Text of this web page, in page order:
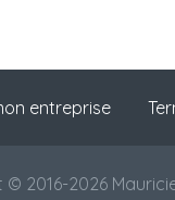
entreprise
2016-2026